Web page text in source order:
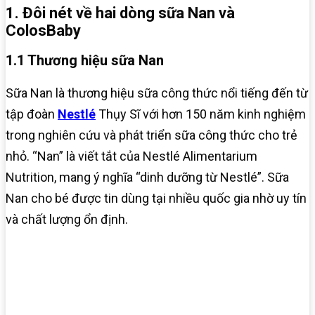
1. Đôi nét về hai dòng sữa Nan và
ColosBaby
1.1 Thương hiệu sữa Nan
Sữa Nan là thương hiệu sữa công thức nổi tiếng đến từ
tập đoàn NestléThụy Sĩ với hơn 150 năm kinh nghiệm
trong nghiên cứu và phát triển sữa công thức cho trẻ
nhỏ. “Nan” là viết tắt của Nestlé Alimentarium
Nutrition, mang ý nghĩa “dinh dưỡng từ Nestlé”. Sữa
Nan cho bé được tin dùng tại nhiều quốc gia nhờ uy tín
và chất lượng ổn định.